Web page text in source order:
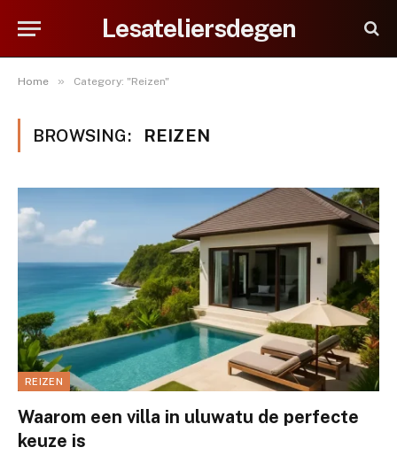
Lesateliersdegen
Home » Category: "Reizen"
BROWSING: REIZEN
REIZEN
Waarom een villa in uluwatu de perfecte
keuze is